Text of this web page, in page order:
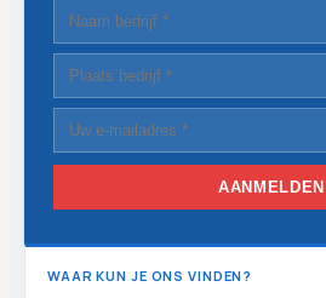
AANMELDEN
WAAR KUN JE ONS VINDEN?